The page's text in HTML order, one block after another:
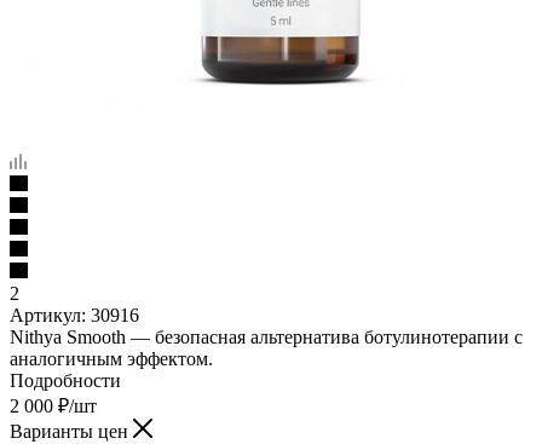
2
Артикул: 30916
Nithya Smooth — безопасная альтернатива ботулинотерапии с
аналогичным эффектом.
Подробности
2 000 ₽/шт
Варианты цен